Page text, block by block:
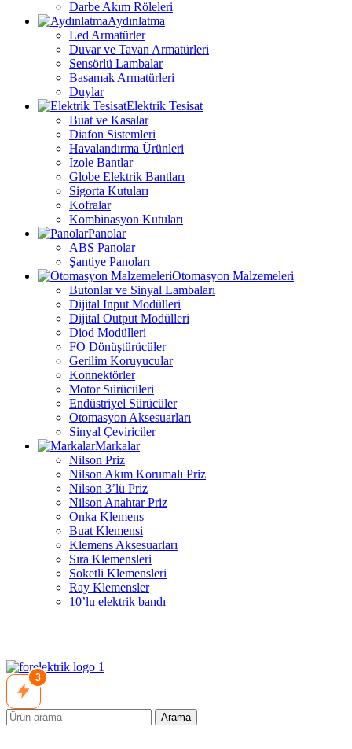
Darbe Akım Röleleri
Aydınlatma
Led Armatürler
Duvar ve Tavan Armatürleri
Sensörlü Lambalar
Basamak Armatürleri
Duylar
Elektrik Tesisat
Buat ve Kasalar
Diafon Sistemleri
Havalandırma Ürünleri
İzole Bantlar
Globe Elektrik Bantları
Sigorta Kutuları
Kofralar
Kombinasyon Kutuları
Panolar
ABS Panolar
Şantiye Panoları
Otomasyon Malzemeleri
Butonlar ve Sinyal Lambaları
Dijital Input Modülleri
Dijital Output Modülleri
Diod Modülleri
FO Dönüştürücüler
Gerilim Koruyucular
Konnektörler
Motor Sürücüleri
Endüstriyel Sürücüler
Otomasyon Aksesuarları
Sinyal Çeviriciler
Markalar
Nilson Priz
Nilson Akım Korumalı Priz
Nilson 3’lü Priz
Nilson Anahtar Priz
Onka Klemens
Buat Klemensi
Klemens Aksesuarları
Sıra Klemensleri
Soketli Klemensleri
Ray Klemensler
10’lu elektrik bandı
3
Arama